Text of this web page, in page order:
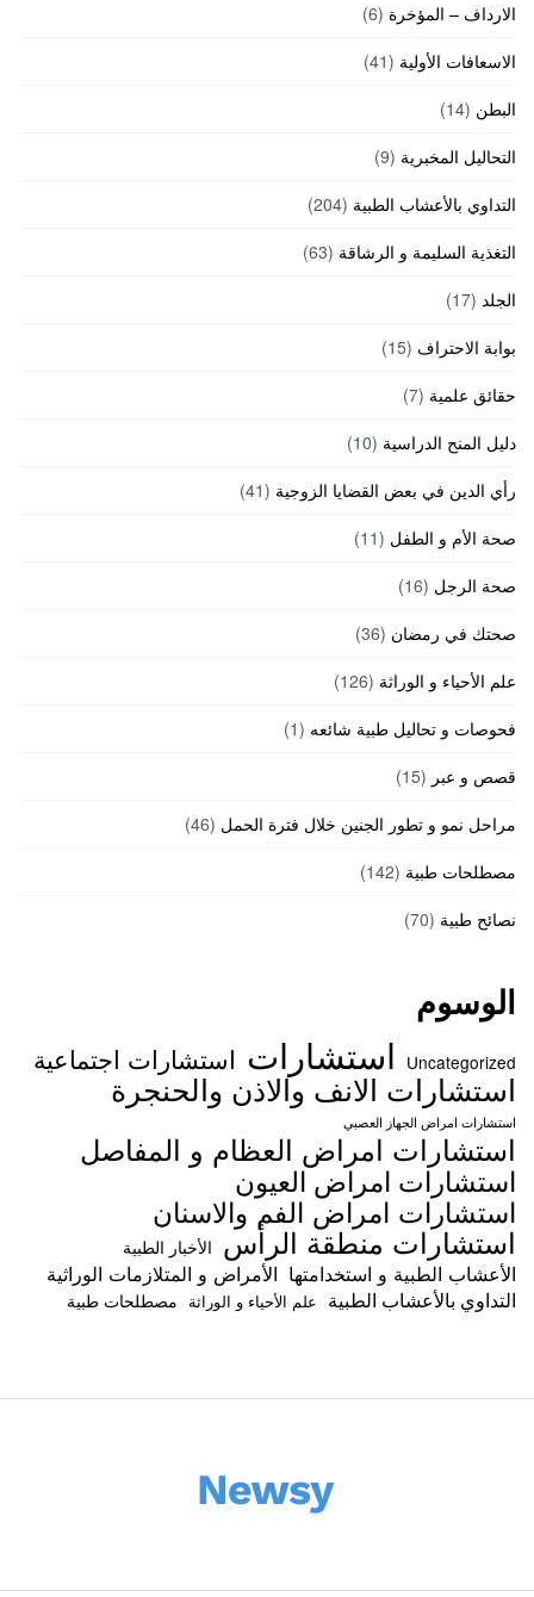
الارداف – المؤخرة (6)
الاسعافات الأولية (41)
البطن (14)
التحاليل المخبرية (9)
التداوي بالأعشاب الطبية (204)
التغذية السليمة و الرشاقة (63)
الجلد (17)
بوابة الاحتراف (15)
حقائق علمية (7)
دليل المنح الدراسية (10)
رأي الدين في بعض القضايا الزوجية (41)
صحة الأم و الطفل (11)
صحة الرجل (16)
صحتك في رمضان (36)
علم الأحياء و الوراثة (126)
فحوصات و تحاليل طبية شائعه (1)
قصص و عبر (15)
مراحل نمو و تطور الجنين خلال فترة الحمل (46)
مصطلحات طبية (142)
نصائح طبية (70)
الوسوم
Uncategorized استشارات استشارات اجتماعية
استشارات الانف والاذن والحنجرة
استشارات امراض الجهاز العصبي
استشارات امراض العظام و المفاصل
استشارات امراض العيون
استشارات امراض الفم والاسنان
استشارات منطقة الرأس الأخبار الطبية
الأعشاب الطبية و استخدامتها الأمراض و المتلازمات الوراثية
التداوي بالأعشاب الطبية علم الأحياء و الوراثة مصطلحات طبية